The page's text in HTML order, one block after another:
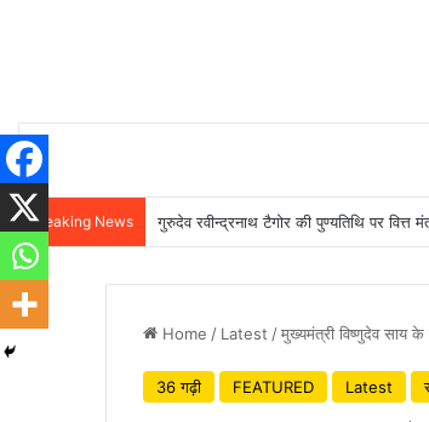
Breaking News गुरुदेव रवीन्द्रनाथ टैगोर की पुण्यतिथि पर वित्त
Home / Latest /मुख्यमंत्री विष्णुदेव साय के
36 गढ़ी FEATURED Latest